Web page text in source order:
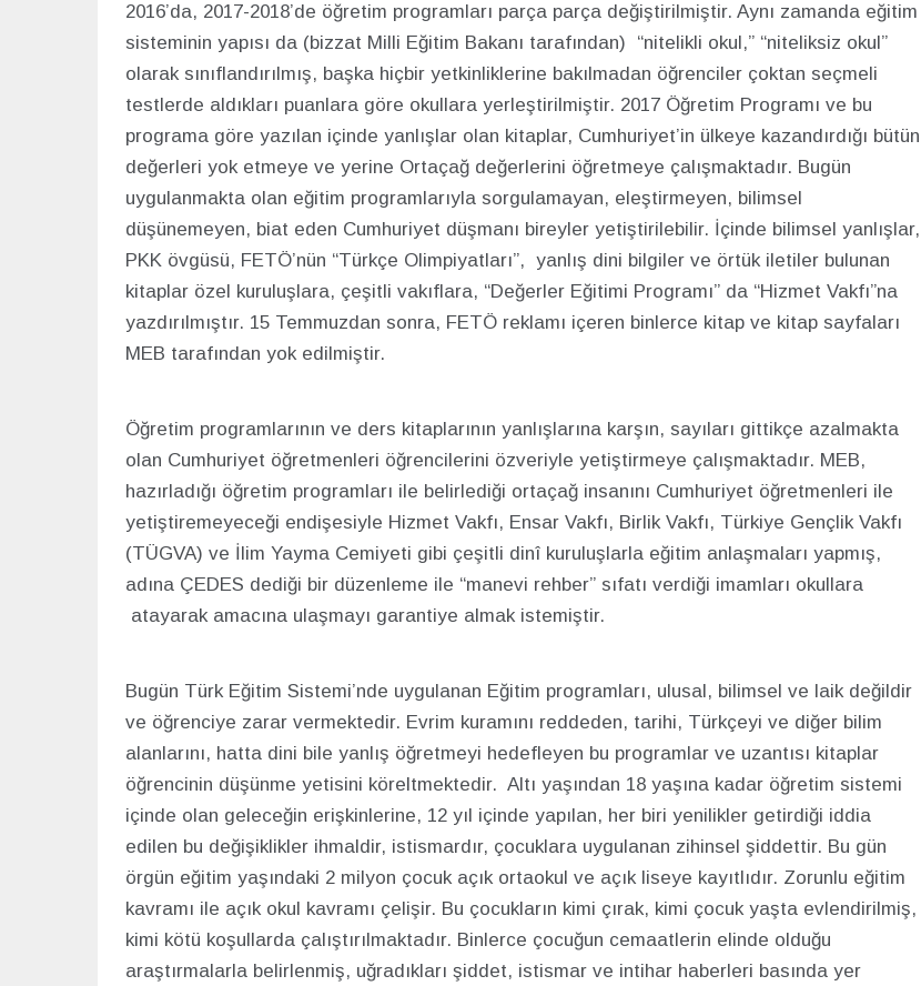
2016’da, 2017-2018’de öğretim programları parça parça değiştirilmiştir. Aynı zamanda eğitim
sisteminin yapısı da (bizzat Milli Eğitim Bakanı tarafından) “nitelikli okul,” “niteliksiz okul”
olarak sınıflandırılmış, başka hiçbir yetkinliklerine bakılmadan öğrenciler çoktan seçmeli
testlerde aldıkları puanlara göre okullara yerleştirilmiştir. 2017 Öğretim Programı ve bu
programa göre yazılan içinde yanlışlar olan kitaplar, Cumhuriyet’in ülkeye kazandırdığı bütün
değerleri yok etmeye ve yerine Ortaçağ değerlerini öğretmeye çalışmaktadır. Bugün
uygulanmakta olan eğitim programlarıyla sorgulamayan, eleştirmeyen, bilimsel
düşünemeyen, biat eden Cumhuriyet düşmanı bireyler yetiştirilebilir. İçinde bilimsel yanlışlar,
PKK övgüsü, FETÖ’nün “Türkçe Olimpiyatları”, yanlış dini bilgiler ve örtük iletiler bulunan
kitaplar özel kuruluşlara, çeşitli vakıflara, “Değerler Eğitimi Programı” da “Hizmet Vakfı”na
yazdırılmıştır. 15 Temmuzdan sonra, FETÖ reklamı içeren binlerce kitap ve kitap sayfaları
MEB tarafından yok edilmiştir.
Öğretim programlarının ve ders kitaplarının yanlışlarına karşın, sayıları gittikçe azalmakta
olan Cumhuriyet öğretmenleri öğrencilerini özveriyle yetiştirmeye çalışmaktadır. MEB,
hazırladığı öğretim programları ile belirlediği ortaçağ insanını Cumhuriyet öğretmenleri ile
yetiştiremeyeceği endişesiyle Hizmet Vakfı, Ensar Vakfı, Birlik Vakfı, Türkiye Gençlik Vakfı
(TÜGVA) ve İlim Yayma Cemiyeti gibi çeşitli dinî kuruluşlarla eğitim anlaşmaları yapmış,
adına ÇEDES dediği bir düzenleme ile “manevi rehber” sıfatı verdiği imamları okullara
atayarak amacına ulaşmayı garantiye almak istemiştir.
Bugün Türk Eğitim Sistemi’nde uygulanan Eğitim programları, ulusal, bilimsel ve laik değildir
ve öğrenciye zarar vermektedir. Evrim kuramını reddeden, tarihi, Türkçeyi ve diğer bilim
alanlarını, hatta dini bile yanlış öğretmeyi hedefleyen bu programlar ve uzantısı kitaplar
öğrencinin düşünme yetisini köreltmektedir. Altı yaşından 18 yaşına kadar öğretim sistemi
içinde olan geleceğin erişkinlerine, 12 yıl içinde yapılan, her biri yenilikler getirdiği iddia
edilen bu değişiklikler ihmaldir, istismardır, çocuklara uygulanan zihinsel şiddettir. Bu gün
örgün eğitim yaşındaki 2 milyon çocuk açık ortaokul ve açık liseye kayıtlıdır. Zorunlu eğitim
kavramı ile açık okul kavramı çelişir. Bu çocukların kimi çırak, kimi çocuk yaşta evlendirilmiş,
kimi kötü koşullarda çalıştırılmaktadır. Binlerce çocuğun cemaatlerin elinde olduğu
araştırmalarla belirlenmiş, uğradıkları şiddet, istismar ve intihar haberleri basında yer